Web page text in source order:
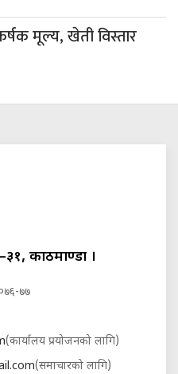
मूल्य, खेती विस्तार
काठमाण्डौं ।
७७
(कार्यालय प्रयोजनको लागि)
(समाचारको लागि)